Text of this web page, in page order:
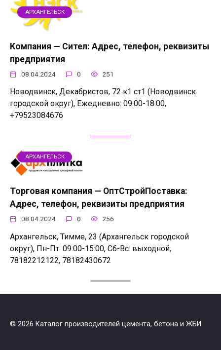
АРХАНГЕЛЬСК
Компания — Сител: Адрес, телефон, реквизиты
предприятия
08.04.2024 0 251
Новодвинск, Декабристов, 72 к1 ст1 (Новодвинск
городской округ), Ежедневно: 09:00-18:00,
+79523084676
АРХАНГЕЛЬСК
Торговая компания — ОптСтройПоставка:
Адрес, телефон, реквизиты предприятия
08.04.2024 0 256
Архангельск, Тимме, 23 (Архангельск городской
округ), Пн-Пт: 09:00-15:00, Сб-Вс: выходной,
78182212122, 78182430672
© 2026 Каталог производителей цемента, бетона и ЖБИ